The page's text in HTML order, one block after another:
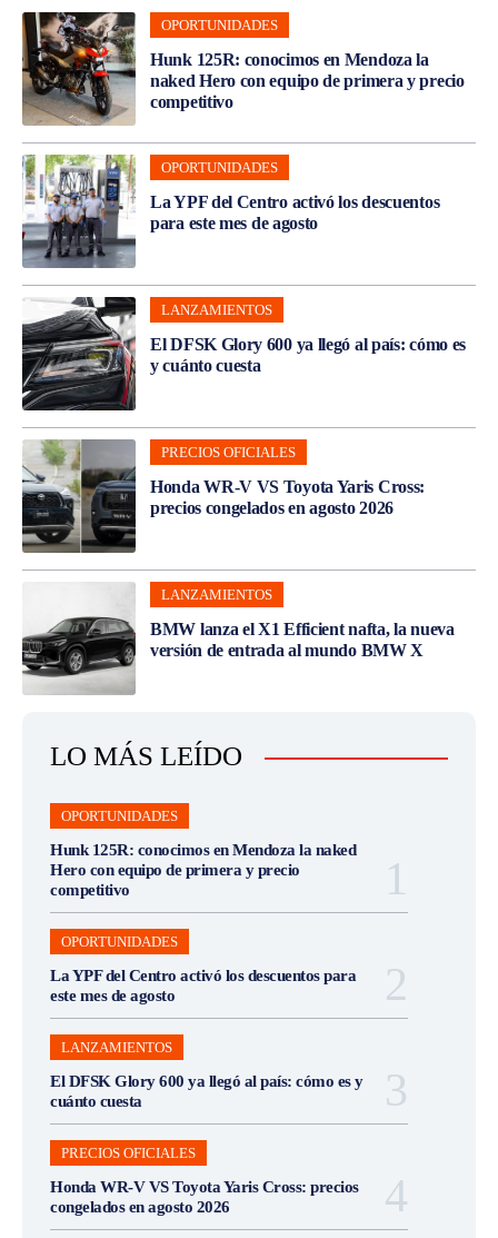
OPORTUNIDADES
Hunk 125R: conocimos en Mendoza la
naked Hero con equipo de primera y precio
competitivo
OPORTUNIDADES
La YPF del Centro activó los descuentos
para este mes de agosto
LANZAMIENTOS
El DFSK Glory 600 ya llegó al país: cómo es
y cuánto cuesta
PRECIOS OFICIALES
Honda WR-V VS Toyota Yaris Cross:
precios congelados en agosto 2026
LANZAMIENTOS
BMW lanza el X1 Efficient nafta, la nueva
versión de entrada al mundo BMW X
LO MÁS LEÍDO
OPORTUNIDADES
Hunk 125R: conocimos en Mendoza la naked
Hero con equipo de primera y precio
competitivo
OPORTUNIDADES
La YPF del Centro activó los descuentos para
este mes de agosto
LANZAMIENTOS
El DFSK Glory 600 ya llegó al país: cómo es y
cuánto cuesta
PRECIOS OFICIALES
Honda WR-V VS Toyota Yaris Cross: precios
congelados en agosto 2026